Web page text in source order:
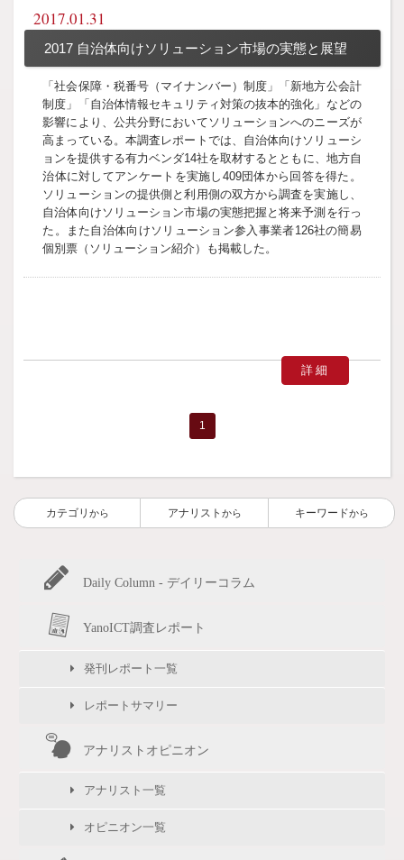
2017.01.31
2017 自治体向けソリューション市場の実態と展望
「社会保障・税番号（マイナンバー）制度」「新地方公会計
制度」「自治体情報セキュリティ対策の抜本的強化」などの
影響により、公共分野においてソリューションへのニーズが
高まっている。本調査レポートでは、自治体向けソリューシ
ョンを提供する有力ベンダ14社を取材するとともに、地方自
治体に対してアンケートを実施し409団体から回答を得た。
ソリューションの提供側と利用側の双方から調査を実施し、
自治体向けソリューション市場の実態把握と将来予測を行っ
た。また自治体向けソリューション参入事業者126社の簡易
個別票（ソリューション紹介）も掲載した。
詳細
1
カテゴリ から アナリスト から キーワードから
Daily Column - デイリーコラム
YanoICT調査レポート
発刊レポート一覧
レポートサマリー
アナリストオピニオン
アナリスト一覧
オピニオン一覧